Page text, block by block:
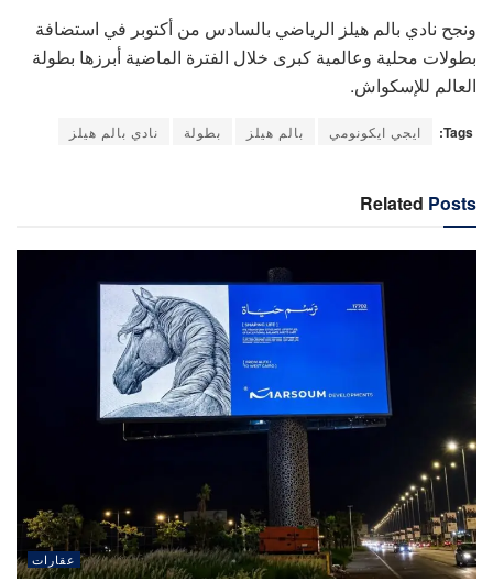
ونجح نادي بالم هيلز الرياضي بالسادس من أكتوبر في استضافة
بطولات محلية وعالمية كبرى خلال الفترة الماضية أبرزها بطولة
العالم للإسكواش.
Tags: ايجي ايكونومي بالم هيلز بطولة نادي بالم هيلز
Related Posts
عقارات